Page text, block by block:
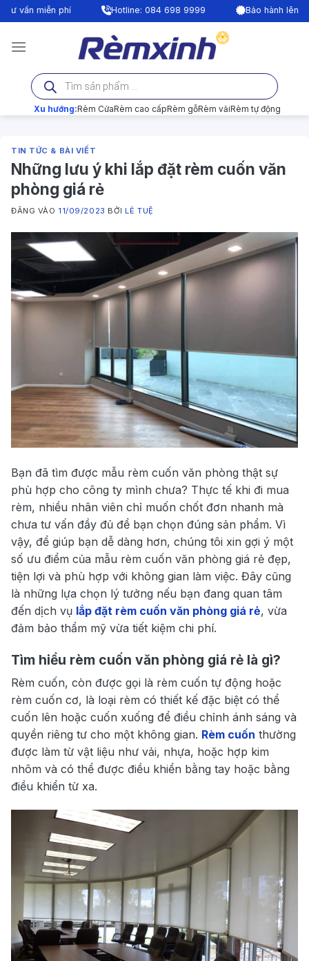
Bỏ
qua
nội
Hotline: 084 698 9999 Bảo hành lên tới 24 tháng
Tìm
kiếm
sản
phẩm
Xu hướng:Rèm CửaRèm cao cấpRèm gỗRèm vảiRèm tự động
TIN TỨC & BÀI VIẾT
Những lưu ý khi lắp đặt rèm cuốn văn
phòng giá rẻ
ĐĂNG VÀO 11/09/2023 BỞI LÊ TUỆ
Bạn đã tìm được mẫu rèm cuốn văn phòng thật sự
phù hợp cho công ty mình chưa? Thực tế khi đi mua
rèm, nhiều nhân viên chỉ muốn chốt đơn nhanh mà
chưa tư vấn đầy đủ để bạn chọn đúng sản phẩm. Vì
vậy, để giúp bạn dễ dàng hơn, chúng tôi xin gợi ý một
số ưu điểm của mẫu rèm cuốn văn phòng giá rẻ đẹp,
tiện lợi và phù hợp với không gian làm việc. Đây cũng
là những lựa chọn lý tưởng nếu bạn đang quan tâm
đến dịch vụ lắp đặt rèm cuốn văn phòng giá rẻ, vừa
đảm bảo thẩm mỹ vừa tiết kiệm chi phí.
Tìm hiểu rèm cuốn văn phòng giá rẻ là gì?
Rèm cuốn, còn được gọi là rèm cuốn tự động hoặc
rèm cuốn cơ, là loại rèm có thiết kế đặc biệt có thể
cuốn lên hoặc cuốn xuống để điều chỉnh ánh sáng và
quyền riêng tư cho một không gian. Rèm cuốn thường
được làm từ vật liệu như vải, nhựa, hoặc hợp kim
nhôm và có thể được điều khiển bằng tay hoặc bằng
điều khiển từ xa.